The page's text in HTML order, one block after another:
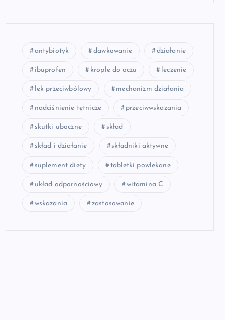
antybiotyk dawkowanie działanie
ibuprofen krople do oczu leczenie
lek przeciwbólowy mechanizm działania
nadciśnienie tętnicze przeciwwskazania
skutki uboczne skład
skład i działanie składniki aktywne
suplement diety tabletki powlekane
układ odpornościowy witamina C
wskazania zastosowanie